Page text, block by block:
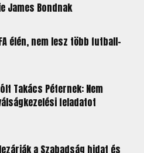
James Bondnak
élén, nem lesz több futball-
Takács Péternek: Nem
feladatot
a Szabadság hidat és